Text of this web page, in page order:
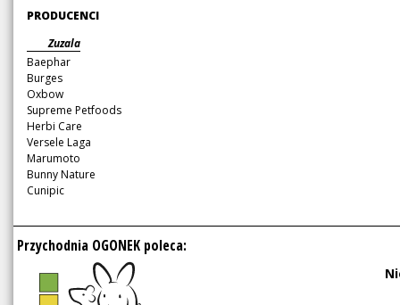
Pomiń
nawigację
PRODUCENCI
Pomiń
nawigację
Zuzala
Baephar
Burges
Oxbow
Supreme Petfoods
Herbi Care
Versele Laga
Marumoto
Bunny Nature
Cunipic
Przychodnia OGONEK poleca: